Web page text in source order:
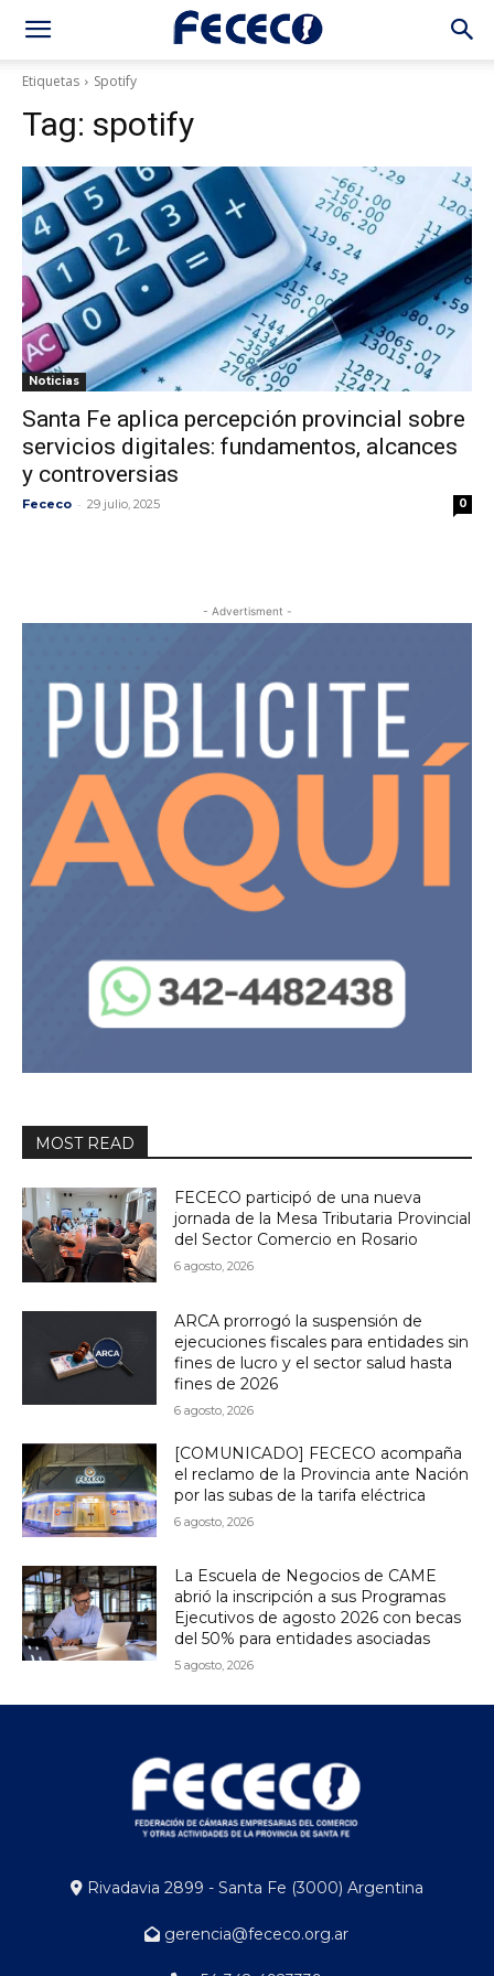
Etiquetas Spotify
Tag: spotify
Noticias
Santa Fe aplica percepción provincial sobre
servicios digitales: fundamentos, alcances
y controversias
Fececo - 29 julio, 2025 0
- Advertisment -
MOST READ
FECECO participó de una nueva
jornada de la Mesa Tributaria Provincial
del Sector Comercio en Rosario
6 agosto, 2026
ARCA prorrogó la suspensión de
ejecuciones fiscales para entidades sin
fines de lucro y el sector salud hasta
fines de 2026
6 agosto, 2026
[COMUNICADO] FECECO acompaña
el reclamo de la Provincia ante Nación
por las subas de la tarifa eléctrica
6 agosto, 2026
La Escuela de Negocios de CAME
abrió la inscripción a sus Programas
Ejecutivos de agosto 2026 con becas
del 50% para entidades asociadas
5 agosto, 2026
Rivadavia 2899 - Santa Fe (3000) Argentina
gerencia@fececo.org.ar